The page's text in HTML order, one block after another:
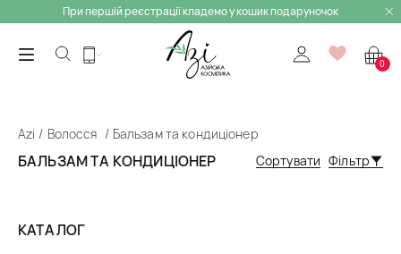
При першій реєстрації кладемо у кошик подаруночок
0
Azi Волосся Бальзам та кондиціонер
БАЛЬЗАМ ТА КОНДИЦІОНЕР Сортувати Фільтр
КАТАЛОГ